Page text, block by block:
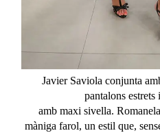
Javier Saviola conjunta
pantalons estrets
amb maxi sivella. Romanela
màniga farol, un estil que,